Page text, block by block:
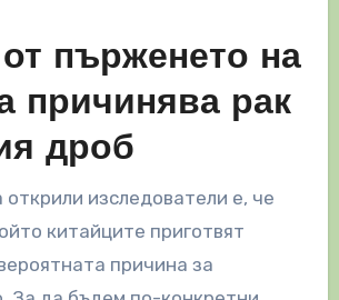
пърженето на
причинява рак
дроб
открили изследователи е, че
китайците приготвят
причина за